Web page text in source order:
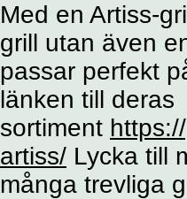
Med en Artiss-
grill utan även
passar perfekt
länken till deras
sortiment
artiss/ Lycka till
många trevliga